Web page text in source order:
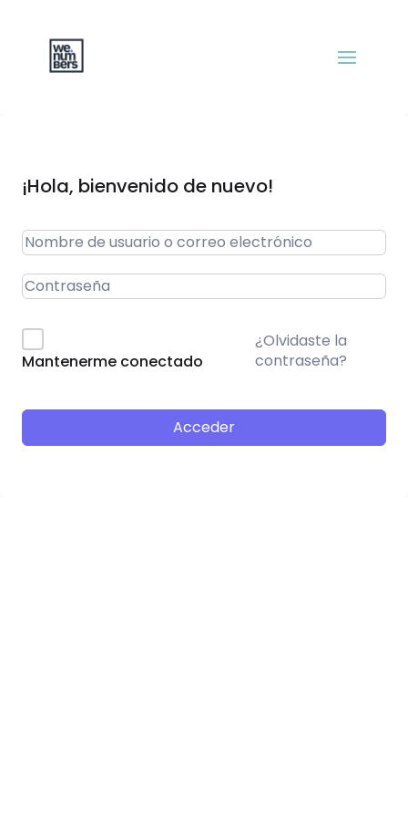
¡Hola, bienvenido de nuevo!
Mantenerme conectado
¿Olvidaste la
contraseña?
Acceder